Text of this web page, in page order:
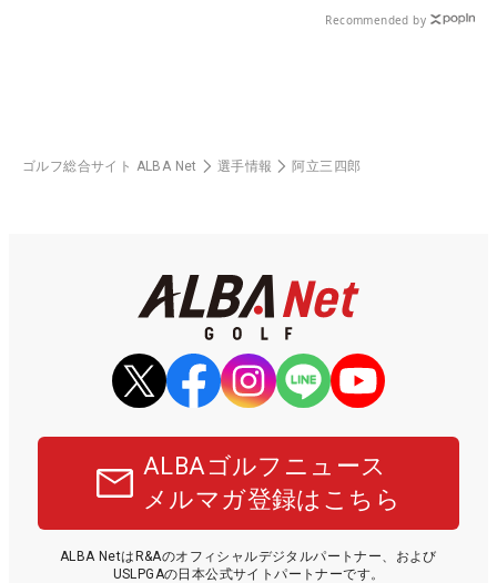
Recommended by
ゴルフ総合サイト ALBA Net 選手情報 阿立三四郎
ALBAゴルフニュース
メルマガ登録はこちら
ALBA NetはR&Aのオフィシャルデジタルパートナー、および
USLPGAの日本公式サイトパートナーです。